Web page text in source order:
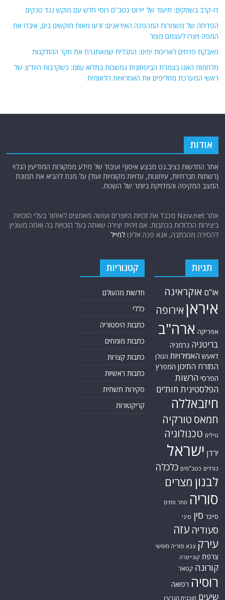
דו-קרב בשחקים: תיעוד של יירוט כטב"ם רוסי חדש עם מוקש נגד טנקים
הפדיחה של משמרות המהפכה האיראנים: זרעו מאות מוקשים בים, איבדו את
המפה ויצרו לעצמם מצור
מאבקת פרחים לאריכות ימים: התגלית שמאתגרת את חקר ההזדקנות
מלחמות האגו בצמרת הביטחונית נמשכות במלוא עוזם: כשקרבות היח"צ של
ראשי המערכת מחליפים את האחראיות הלאומית
אודות
אתר החדשות נציב.נט מבצע איסוף ועיבוד של מידע ממקורות המודיעין הגלוי
(רשתות חברתיות, עיתונות, עדויות מקומיות ועוד) על מנת להביא את תמונת
המצב המקיפה והמדויקת ביותר של השטח.
אתר Nziv.net מכבד את זכויות היוצרים ועושה מאמצים לאיתור בעלי הזכויות
ביצירות הכלולות בכתבות. אם זיהית יצירה שאתה בעל הזכויות בה ואתה מעוניין
להסירה מהכתבה, אנא פנה אלינולמייל
תגיות
או"ם אוקראינה
איראן אירופה
אפריקה ארה"ב
בריטניה גרמניה
דאעש האמירויות הגולן
המזרח התיכון המפרץ
הפרסי הרשות
הפלסטינית חות'ים
חיזבאללה
חמאס טורקיה
טילים טכנולוגיה
ירדן ישראל
כורדים כטב"מים כלכלה
לבנון מצרים
סוריה סחר סמים
סייבר סין סיני
סעודיה עזה
עירק צבא סוריה חופשי
צרפת קונייטרה
קורונה קטאר
רוסיה רפואה
שיעים תוכנית הגרעין
קטגוריות
חדשות מהעולם
כללי
כתבות היסטוריה
כתבות מומחים
כתבות קצרות
כתבות ראשיות
סקירות תשתית
קריקטורות